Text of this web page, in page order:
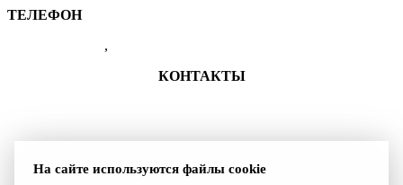
ТЕЛЕФОН
,
КОНТАКТЫ
Группа ВКонтакте
На сайте используются файлы cookie